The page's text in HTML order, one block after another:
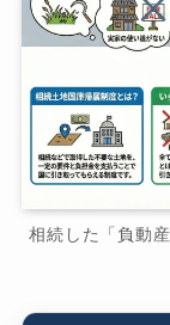
相続した「負動